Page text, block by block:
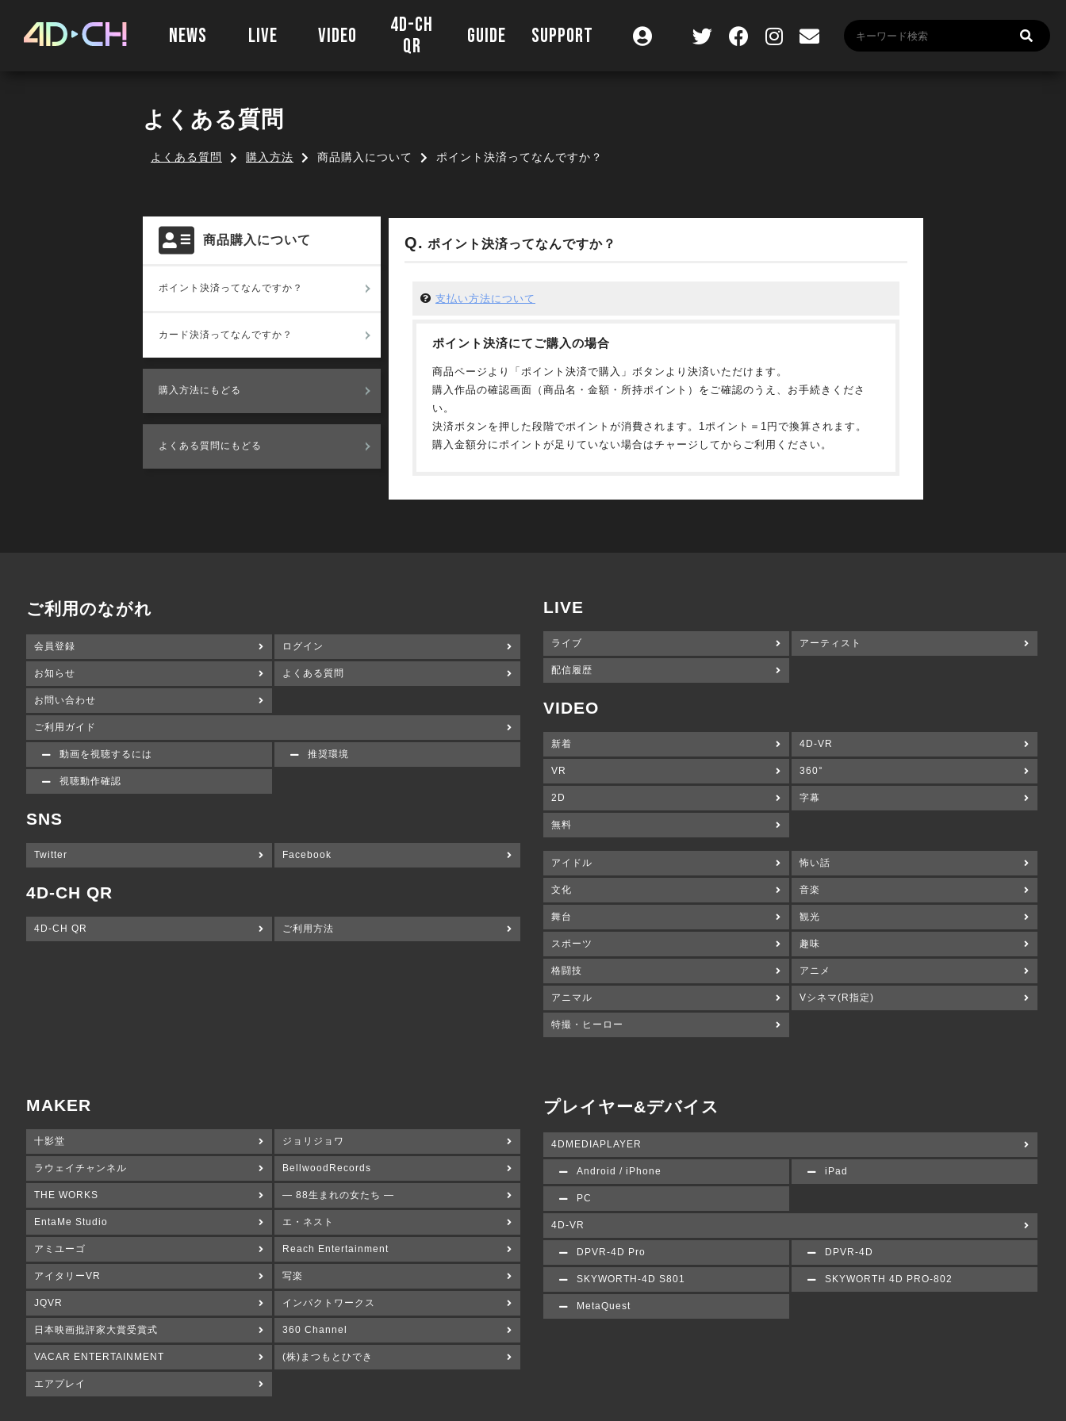
NEWS LIVE VIDEO
4D-CH
QR
GUIDE SUPPORT
よくある質問
よくある質問 購入方法 商品購入について ポイント決済ってなんですか？
商品購入について
ポイント決済ってなんですか？
カード決済ってなんですか？
購入方法にもどる
よくある質問にもどる
ポイント決済ってなんですか？
支払い方法について
ポイント決済にてご購入の場合
商品ページより「ポイント決済で購入」ボタンより決済いただけます。
購入作品の確認画面（商品名・金額・所持ポイント）をご確認のうえ、お手続きくださ
い。
決済ボタンを押した段階でポイントが消費されます。1ポイント＝1円で換算されます。
購入金額分にポイントが足りていない場合はチャージしてからご利用ください。
ご利用のながれ
会員登録 ログイン
お知らせ よくある質問
お問い合わせ
ご利用ガイド
動画を視聴するには 推奨環境
視聴動作確認
SNS
Twitter Facebook
4D-CH QR
4D-CH QR ご利用方法
LIVE
ライブ アーティスト
配信履歴
VIDEO
新着 4D-VR
VR 360°
2D 字幕
無料
アイドル 怖い話
文化 音楽
舞台 観光
スポーツ 趣味
格闘技 アニメ
アニマル Vシネマ(R指定)
特撮・ヒーロー
MAKER
十影堂 ジョリジョワ
ラウェイチャンネル BellwoodRecords
THE WORKS ― 88生まれの女たち ―
EntaMe Studio エ・ネスト
アミユーゴ Reach Entertainment
アイタリーVR 写楽
JQVR インパクトワークス
日本映画批評家大賞受賞式 360 Channel
VACAR ENTERTAINMENT (株)まつもとひでき
エアプレイ
プレイヤー&デバイス
4DMEDIAPLAYER
Android / iPhone iPad
PC
4D-VR
DPVR-4D Pro DPVR-4D
SKYWORTH-4D S801 SKYWORTH 4D PRO-802
MetaQuest